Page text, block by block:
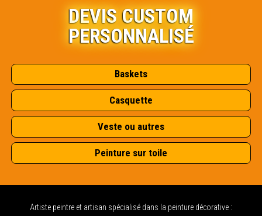
DEVIS CUSTOM
PERSONNALISÉ
Baskets
Casquette
Veste ou autres
Peinture sur toile
Artiste peintre et artisan spécialisé dans la peinture décorative :